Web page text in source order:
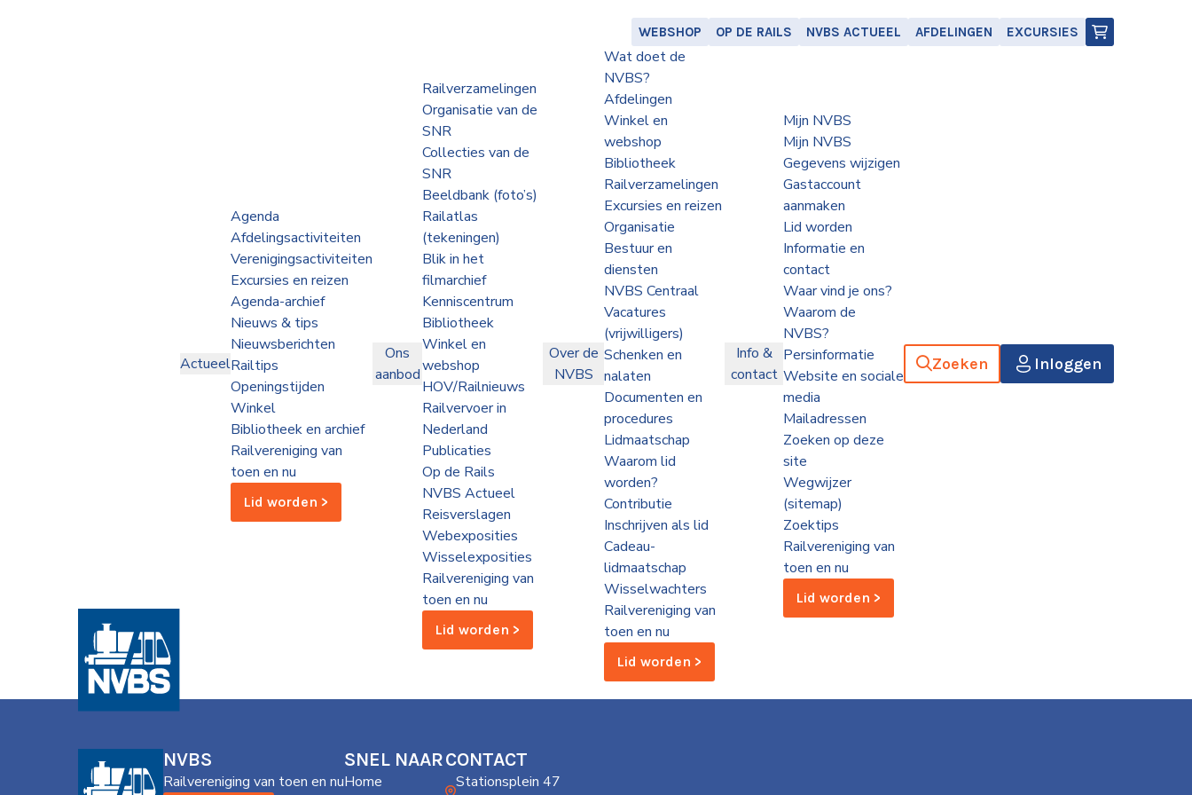
WEBSHOP OP DE RAILS NVBS ACTUEEL AFDELINGEN EXCURSIES
Actueel
Agenda
Afdelingsactiviteiten
Verenigingsactiviteiten
Excursies en reizen
Agenda-archief
Nieuws & tips
Nieuwsberichten
Railtips
Openingstijden
Winkel
Bibliotheek en archief
Railvereniging van
toen en nu
Lid worden >
Ons
aanbod
Railverzamelingen
Organisatie van de
SNR
Collecties van de
SNR
Beeldbank (foto’s)
Railatlas
(tekeningen)
Blik in het
filmarchief
Kenniscentrum
Bibliotheek
Winkel en
webshop
HOV/Railnieuws
Railvervoer in
Nederland
Publicaties
Op de Rails
NVBS Actueel
Reisverslagen
Webexposities
Wisselexposities
Railvereniging van
toen en nu
Lid worden >
Over de
NVBS
Wat doet de
NVBS?
Afdelingen
Winkel en
webshop
Bibliotheek
Railverzamelingen
Excursies en reizen
Organisatie
Bestuur en
diensten
NVBS Centraal
Vacatures
(vrijwilligers)
Schenken en
nalaten
Documenten en
procedures
Lidmaatschap
Waarom lid
worden?
Contributie
Inschrijven als lid
Cadeau-
lidmaatschap
Wisselwachters
Railvereniging van
toen en nu
Lid worden >
Info &
contact
Mijn NVBS
Mijn NVBS
Gegevens wijzigen
Gastaccount
aanmaken
Lid worden
Informatie en
contact
Waar vind je ons?
Waarom de
NVBS?
Persinformatie
Website en sociale
media
Mailadressen
Zoeken op deze
site
Wegwijzer
(sitemap)
Zoektips
Railvereniging van
toen en nu
Lid worden >
Zoeken Inloggen
NVBS
Railvereniging van toen en nu
SNEL NAAR
Home
CONTACT
Stationsplein 47